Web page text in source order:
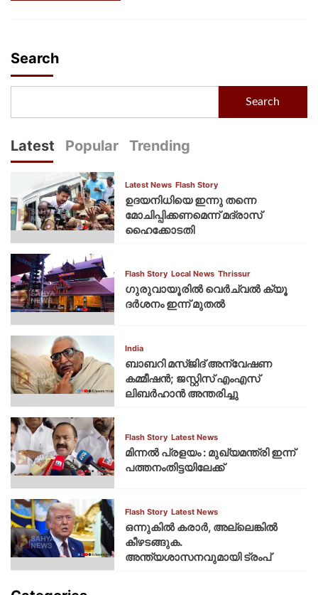
Search
Search
Latest Popular Trending
Latest News Flash Story
ഉദയനിധിയെ ഇന്നു തന്നെ
മോചിപ്പിക്കണമെന്ന് മദ്രാസ്
ഹൈക്കോടതി
Flash Story Local News Thrissur
ഗുരുവായൂരില്‍ വെര്‍ച്വല്‍ ക്യൂ
ദര്‍ശനം ഇന്ന് മുതല്‍
India
ബാബറി മസ്ജിദ് അന്വേഷണ
കമ്മീഷന്‍; ജസ്റ്റിസ് എംഎസ്
ലിബര്‍ഹാന്‍ അന്തരിച്ചു
Flash Story Latest News
മിന്നല്‍ പ്രളയം : മുഖ്യമന്ത്രി ഇന്ന്
പത്തനംതിട്ടയിലേക്ക്
Flash Story Latest News
ഒന്നുകില്‍ കരാര്‍, അല്ലെങ്കില്‍
കീഴടങ്ങുക.
അന്ത്യശാസനവുമായി ട്രംപ്